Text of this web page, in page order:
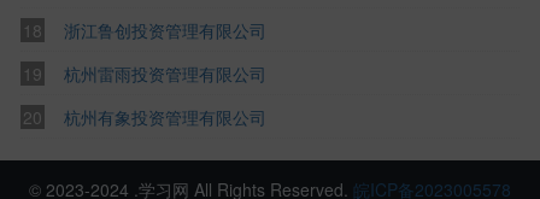
浙江鲁创投资管理有限公司
杭州雷雨投资管理有限公司
杭州有象投资管理有限公司
© 2023-2024 .学习网 All Rights Reserved. 皖ICP备2023005578